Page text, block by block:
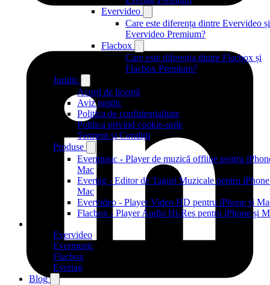
Evervideo
Care este diferența dintre Evervideo și
Evervideo Premium?
Flacbox
Care este diferența dintre Flacbox și
Flacbox Premium?
Juridic
Acord de licență
Aviz juridic
Politica de confidențialitate
Politica privind cookie-urile
Termeni și Condiții
Produse
Evermusic - Player de muzică offline pentru
Mac
Evertag - Editor de Taguri Muzicale pentru
Mac
Evervideo - Player Video HD pentru iPhone și
Flacbox - Player Audio Hi-Res pentru iPhone și
Evervideo
Evermusic
Flacbox
Evertag
Blog